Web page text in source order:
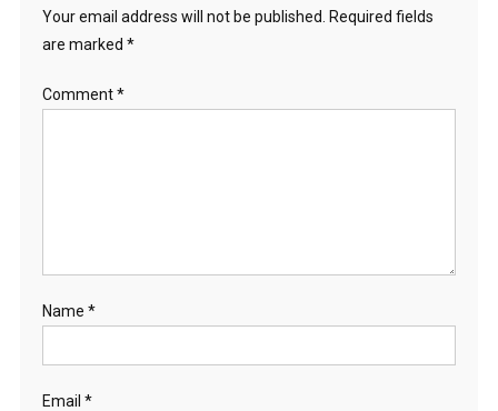
Your email address will not be published.
Required fields
are marked *
Comment*
Name *
Email *